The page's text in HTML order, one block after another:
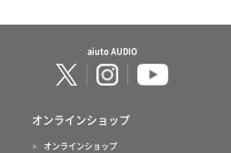
aiuto AUDIO
オンラインショップ
オンラインショップ